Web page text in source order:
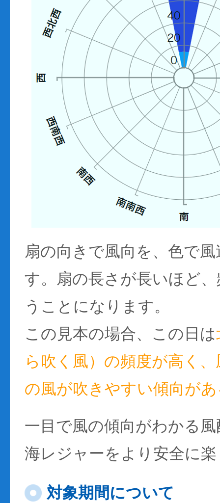
扇の向きで風向を、色で
す。扇の長さが長いほど
うことになります。
この見本の場合、この日は
ら吹く風）の頻度が高く
の風が吹きやすい傾向が
一目で風の傾向がわかる
海レジャーをより安全に
対象期間について